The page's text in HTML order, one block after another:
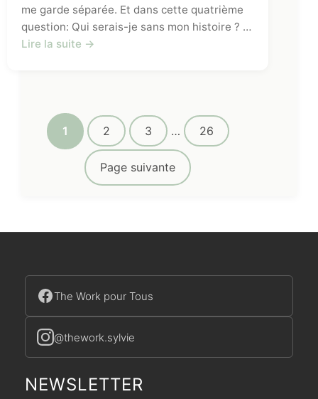
me garde séparée. Et dans cette quatrième
question: Qui serais-je sans mon histoire ? …
Lire la suite →
1 2 3 … 26
Page suivante
The Work pour Tous
@thework.sylvie
NEWSLETTER